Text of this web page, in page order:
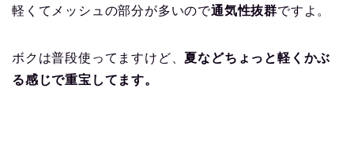
軽くてメッシュの部分が多いので通気性抜群ですよ。
ボクは普段使ってますけど、夏などちょっと軽くかぶ
る感じで重宝してます。